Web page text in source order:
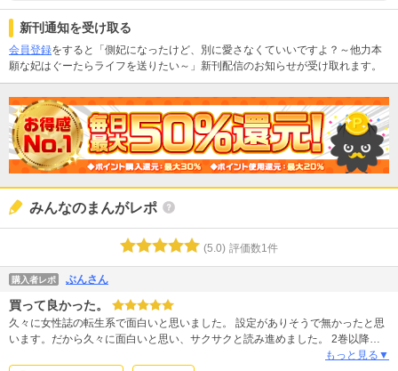
新刊通知を受け取る
会員登録をすると「側妃になったけど、別に愛さなくていいですよ？～他力本
願な妃はぐーたらライフを送りたい～」新刊配信のお知らせが受け取れます。
みんなのまんがレポ
(5.0) 評価数1件
購入者レポ ぶんさん
買って良かった。
久々に女性誌の転生系で面白いと思いました。 設定がありそうで無かったと思
います。だから久々に面白いと思い、サクサクと読み進めました。 2巻以降も
もっと見る▼